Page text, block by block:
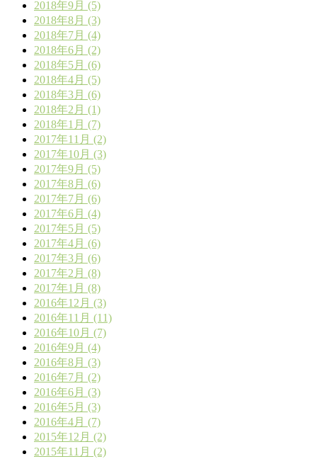
2018年9月 (5)
2018年8月 (3)
2018年7月 (4)
2018年6月 (2)
2018年5月 (6)
2018年4月 (5)
2018年3月 (6)
2018年2月 (1)
2018年1月 (7)
2017年11月 (2)
2017年10月 (3)
2017年9月 (5)
2017年8月 (6)
2017年7月 (6)
2017年6月 (4)
2017年5月 (5)
2017年4月 (6)
2017年3月 (6)
2017年2月 (8)
2017年1月 (8)
2016年12月 (3)
2016年11月 (11)
2016年10月 (7)
2016年9月 (4)
2016年8月 (3)
2016年7月 (2)
2016年6月 (3)
2016年5月 (3)
2016年4月 (7)
2015年12月 (2)
2015年11月 (2)